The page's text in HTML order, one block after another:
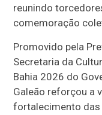
reunindo
comemoração
Promovido pela
Secretaria da
Bahia 2026 do
Galeão reforçou a
fortalecimento